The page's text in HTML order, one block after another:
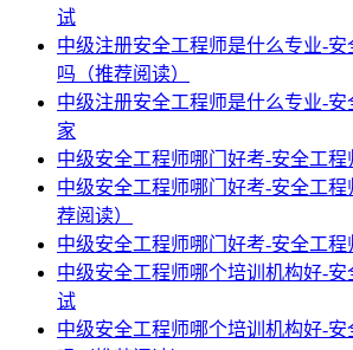
试
中级注册安全工程师是什么专业-
吗（推荐阅读）
中级注册安全工程师是什么专业-
家
中级安全工程师哪门好考-安全工
中级安全工程师哪门好考-安全工
荐阅读）
中级安全工程师哪门好考-安全工程
中级安全工程师哪个培训机构好-
试
中级安全工程师哪个培训机构好-